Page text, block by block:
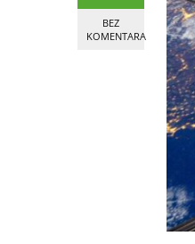
BEZ
KOMENTARA